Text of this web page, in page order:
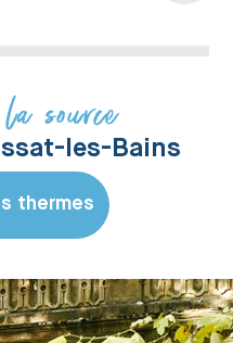
source
les-Bains
thermes